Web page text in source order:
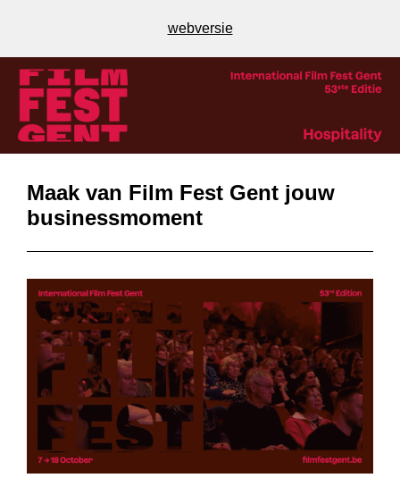
webversie
Maak van Film Fest Gent jouw
businessmoment